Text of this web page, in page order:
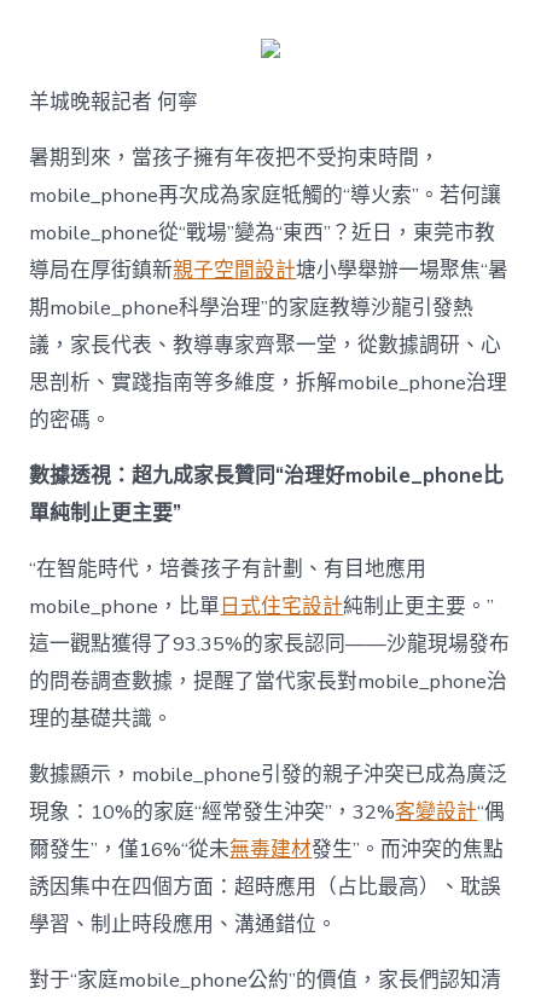
治
理
難
題？
讓
mobilJIUYI
俱
意
空
間
設
成
為
東
西”，
而
非
“家
庭
中
羊城晚報記者 何寧
暑期到來，當孩子擁有年夜把不受拘束時間，
mobile_phone再次成為家庭牴觸的“導火索”。若何讓
mobile_phone從“戰場”變為“東西”？近日，東莞市教
導局在厚街鎮新親子空間設計塘小學舉辦一場聚焦“暑
期mobile_phone科學治理”的家庭教導沙龍引發熱
議，家長代表、教導專家齊聚一堂，從數據調研、心
思剖析、實踐指南等多維度，拆解mobile_phone治理
的密碼。
數據透視：超九成家長贊同“治理好mobile_phone比
單純制止更主要”
“在智能時代，培養孩子有計劃、有目地應用
mobile_phone，比單日式住宅設計純制止更主要。”
這一觀點獲得了93.35%的家長認同——沙龍現場發布
的問卷調查數據，提醒了當代家長對mobile_phone治
理的基礎共識。
數據顯示，mobile_phone引發的親子沖突已成為廣泛
現象：10%的家庭“經常發生沖突”，32%客變設計“偶
爾發生”，僅16%“從未無毒建材發生”。而沖突的焦點
誘因集中在四個方面：超時應用（占比最高）、耽誤
學習、制止時段應用、溝通錯位。
對于“家庭mobile_phone公約”的價值，家長們認知清